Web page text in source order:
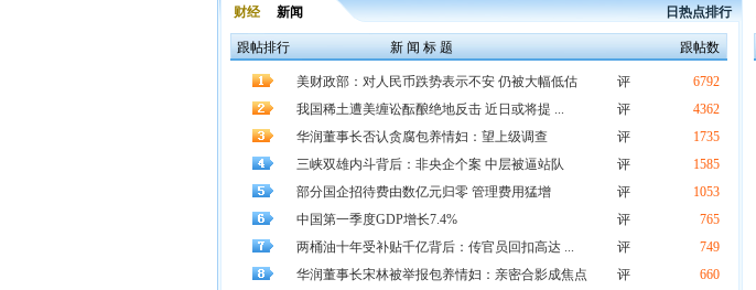
财经 新闻 日热点排行
跟帖排行 新 闻 标 题 跟帖数
美财政部：对人民币跌势表示不安 仍被大幅低估 评
6792
我国稀土遭美缠讼酝酿绝地反击 近日或将提 ...
评
4362
华润董事长否认贪腐包养情妇：望上级调查
评
1735
三峡双雄内斗背后：非央企个案 中层被逼站队
评
1585
部分国企招待费由数亿元归零 管理费用猛增
评
1053
中国第一季度GDP增长7.4%
评
765
两桶油十年受补贴千亿背后：传官员回扣高达 ...
评
749
华润董事长宋林被举报包养情妇：亲密合影成焦点
评
660